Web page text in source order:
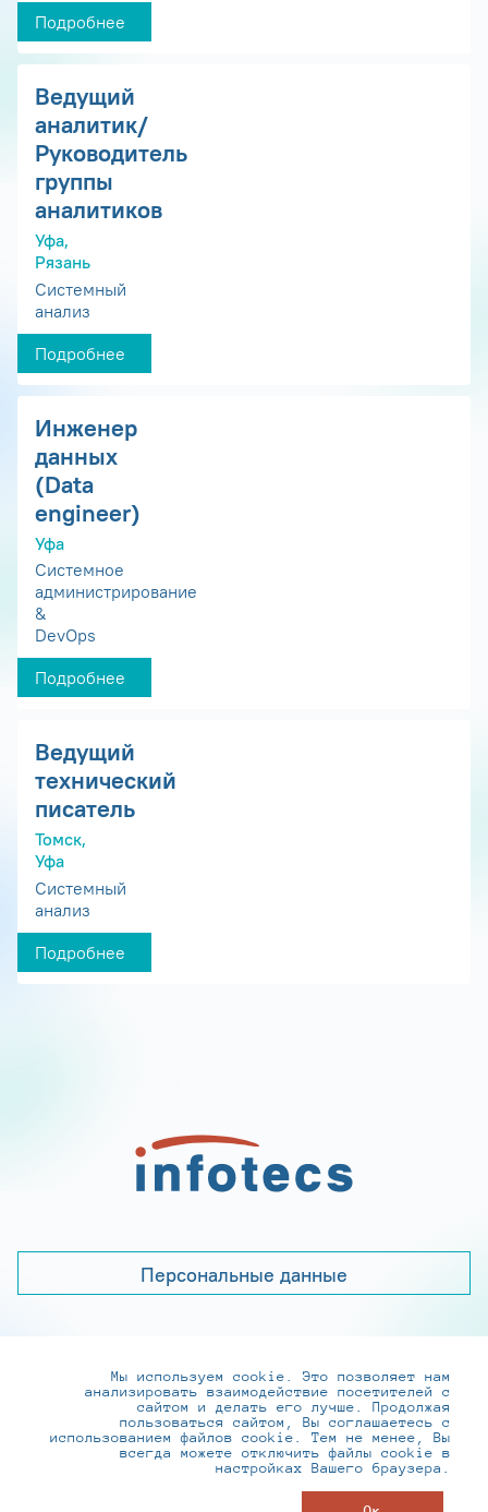
Подробнее
Ведущий
аналитик/
Руководитель
группы
аналитиков
Уфа,
Рязань
Системный
анализ
Подробнее
Инженер
данных
(Data
engineer)
Уфа
Системное
администрирование
&
DevOps
Подробнее
Ведущий
технический
писатель
Томск,
Уфа
Системный
анализ
Подробнее
Персональные данные
+7 (495) 737-6192, 8-800-250-0-260
practice@infotecs.ru,hr@infotecs.ru
127273, г. Москва, Отрадная ул., 2Б строение 1
Мы используем cookie. Это позволяет нам
анализировать взаимодействие посетителей с
сайтом и делать его лучше. Продолжая
пользоваться сайтом, Вы соглашаетесь с
использованием файлов cookie. Тем не менее, Вы
всегда можете отключить файлы cookie в
настройках Вашего браузера.